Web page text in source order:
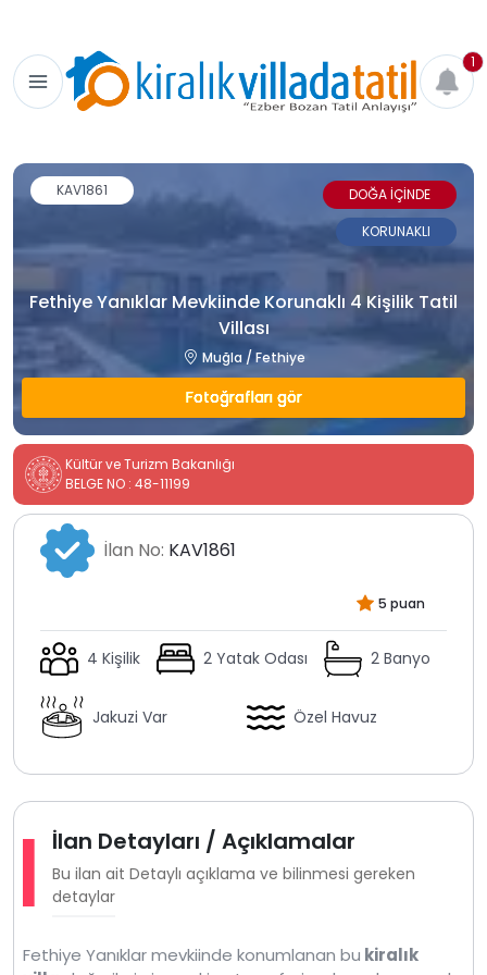
1
Fethiye Yanıklar Mevkiinde Korunaklı 4 Kişilik Tatil
Villası
Muğla / Fethiye
Fotoğrafları gör
KAV1861
DOĞA İÇİNDE
KORUNAKLI
Kültür ve Turizm Bakanlığı
BELGE NO : 48-11199
İlan No: KAV1861
5 puan
4 Kişilik 2 Yatak Odası 2 Banyo
Jakuzi Var Özel Havuz
İlan Detayları / Açıklamalar
Bu ilan ait Detaylı açıklama ve bilinmesi gereken
detaylar
Fethiye Yanıklar mevkiinde konumlanan bu kiralık